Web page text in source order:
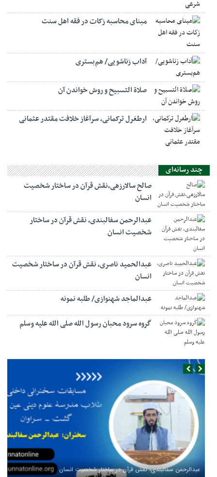
مبنای محاسبه زکات در فقه اهل سنت
آداب زناشویی/ هم‌بستری
صلاة التسبيح و روش خواندن آن
ارطغرل ترکمانی، سرآغاز خلافت مقتدر عثمانی
چند رسانه‌ای
صالح سالارزهی،‌نقش قرآن در ساختار شخصیت
انسان
عبدالرحمن سفالبندی، نقش قرآن در ساختار
شخصیت انسان
عبدالحمید ناصری، نقش قرآن در ساختار شخصیت
انسان
عبدالماجد شهنوازی/ طلبه نمونه
گروه سرود محبان رسول الله صلی الله علیه وسلم
عبدالرحمن سفالبندی، نقش قرآن در ساختار شخصیت انسان